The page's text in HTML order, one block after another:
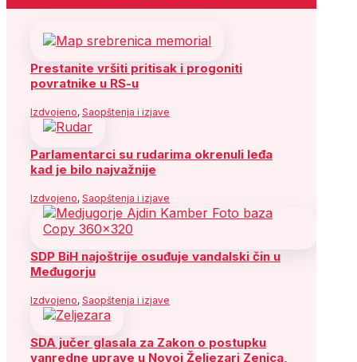
Prestanite vršiti pritisak i progoniti
povratnike u RS-u
Izdvojeno, Saopštenja i izjave
Parlamentarci su rudarima okrenuli leđa
kad je bilo najvažnije
Izdvojeno, Saopštenja i izjave
SDP BiH najoštrije osuđuje vandalski čin u
Međugorju
Izdvojeno, Saopštenja i izjave
SDA jučer glasala za Zakon o postupku
vanredne uprave u Novoj Željezari Zenica,